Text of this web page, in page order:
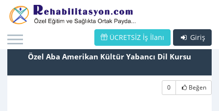
Giriş
ÜCRETSİZ İş İlanı
Özel Aba Amerikan Kültür Yabancı Dil Kursu
0 Beğen